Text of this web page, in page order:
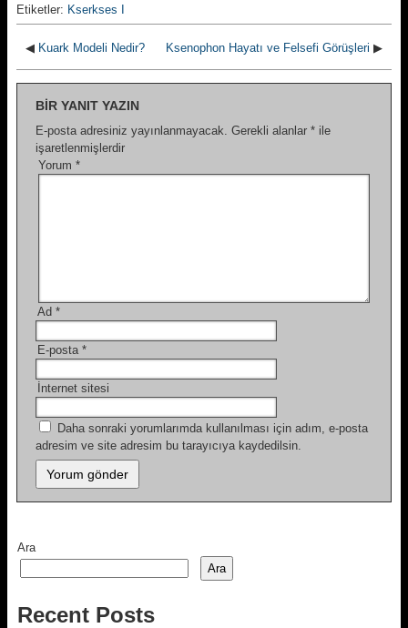
Etiketler: Kserkses I
◀ Kuark Modeli Nedir? Ksenophon Hayatı ve Felsefi Görüşleri ▶
BIR YANIT YAZIN
E-posta adresiniz yayınlanmayacak. Gerekli alanlar * ile
işaretlenmişlerdir
Yorum *
Ad *
E-posta *
İnternet sitesi
Daha sonraki yorumlarımda kullanılması için adım, e-posta
adresim ve site adresim bu tarayıcıya kaydedilsin.
Ara
Ara
Recent Posts